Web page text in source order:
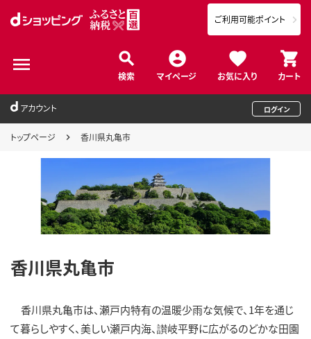
検索 マイページ お気に入り カート
ご利用可能ポイント
アカウント ログイン
トップページ 香川県丸亀市
香川県丸亀市
香川県丸亀市は、瀬戸内特有の温暖少雨な気候で、1年を通じ
て暮らしやすく、美しい瀬戸内海、讃岐平野に広がるのどかな田園